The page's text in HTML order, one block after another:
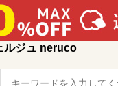
ルジュ neruco